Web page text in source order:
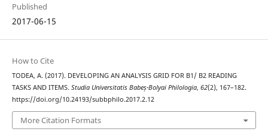
Published
2017-06-15
How to Cite
TODEA, A. (2017). DEVELOPING AN ANALYSIS GRID FOR B1/ B2 READING
TASKS AND ITEMS. Studia Universitatis Babeș-Bolyai Philologia, 62(2), 167–182.
https://doi.org/10.24193/subbphilo.2017.2.12
More Citation Formats